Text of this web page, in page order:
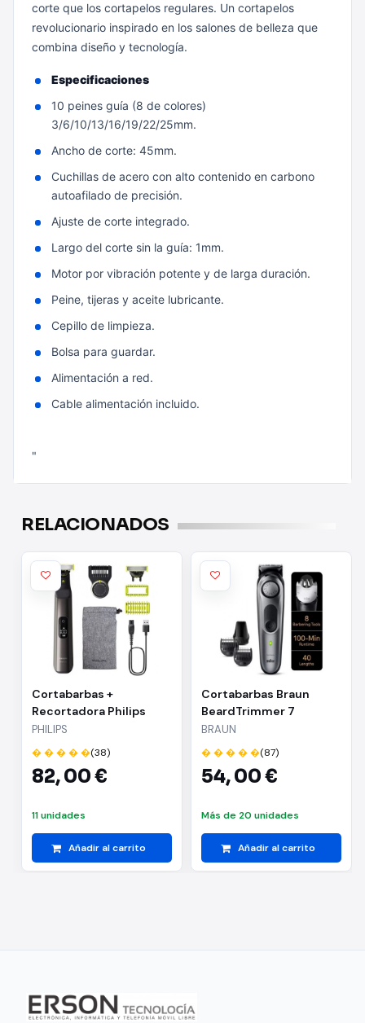
corte que los cortapelos regulares. Un cortapelos
revolucionario inspirado en los salones de belleza que
combina diseño y tecnología.
Especificaciones
10 peines guía (8 de colores)
3/6/10/13/16/19/22/25mm.
Ancho de corte: 45mm.
Cuchillas de acero con alto contenido en carbono
autoafilado de precisión.
Ajuste de corte integrado.
Largo del corte sin la guía: 1mm.
Motor por vibración potente y de larga duración.
Peine, tijeras y aceite lubricante.
Cepillo de limpieza.
Bolsa para guardar.
Alimentación a red.
Cable alimentación incluido.
"
RELACIONADOS
Cortabarbas +
Recortadora Philips
Oneblade Pro 360
QP6552/15/ con Batería/
5 Accesorios
PHILIPS
� � � � �(38)
82,00 €
11 unidades
Añadir al carrito
Cortabarbas Braun
BeardTrimmer 7
BT7420/ con Batería/ 6
Accesorios
BRAUN
� � � � �(87)
54,00 €
Más de 20 unidades
Añadir al carrito